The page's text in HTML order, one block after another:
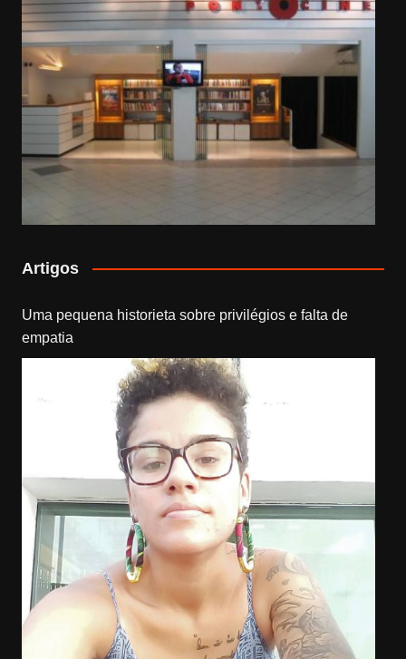
Artigos
Uma pequena historieta sobre privilégios e falta de
empatia